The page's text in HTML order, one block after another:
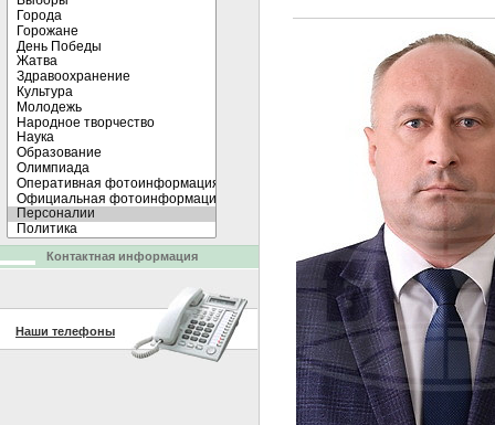
Контактная информация
Наши телефоны